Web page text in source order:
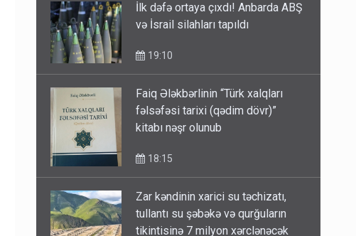
Kartdan karta istədiyiniz qədər
köçürmə edə bilərsiniz - VİDEO
İlk dəfə ortaya çıxdı! Anbarda ABŞ
və İsrail silahları tapıldı
19:10
Faiq Ələkbərlinin “Türk xalqları
fəlsəfəsi tarixi (qədim dövr)”
kitabı nəşr olunub
18:15
Zar kəndinin xarici su təchizatı,
tullantı su şəbəkə və qurğuların
tikintisinə 7 milyon xərclənəcək